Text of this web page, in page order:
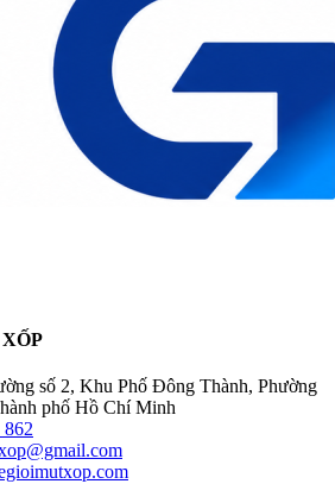
số 2, Khu Phố Đông Thành, Phường
phố Hồ Chí Minh
862